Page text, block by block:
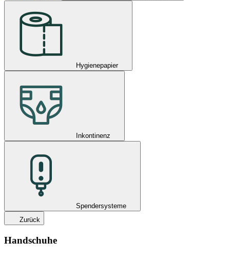
Hygienepapier
Inkontinenz
Spendersysteme
Zurück
Handschuhe